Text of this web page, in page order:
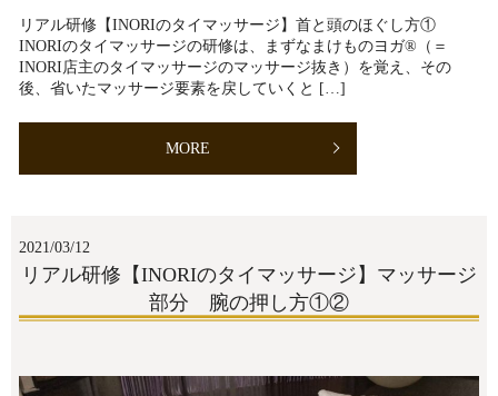
リアル研修【INORIのタイマッサージ】首と頭のほぐし方①
INORIのタイマッサージの研修は、まずなまけものヨガ®︎（＝
INORI店主のタイマッサージのマッサージ抜き）を覚え、その
後、省いたマッサージ要素を戻していくと […]
MORE
2021/03/12
リアル研修【INORIのタイマッサージ】マッサージ
部分 腕の押し方①②